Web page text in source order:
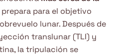
prepara para el objetivo
lunar. Después de
translunar (TLI) y
la tripulación se